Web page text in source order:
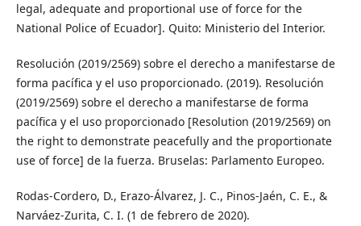
legal, adequate and proportional use of force for the
National Police of Ecuador]. Quito: Ministerio del Interior.
Resolución (2019/2569) sobre el derecho a manifestarse de
forma pacífica y el uso proporcionado. (2019). Resolución
(2019/2569) sobre el derecho a manifestarse de forma
pacífica y el uso proporcionado [Resolution (2019/2569) on
the right to demonstrate peacefully and the proportionate
use of force] de la fuerza. Bruselas: Parlamento Europeo.
Rodas-Cordero, D., Erazo-Álvarez, J. C., Pinos-Jaén, C. E., &
Narváez-Zurita, C. I. (1 de febrero de 2020).